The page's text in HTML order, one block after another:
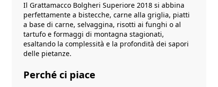
Il Grattamacco Bolgheri Superiore 2018 si abbina
perfettamente a bistecche, carne alla griglia, piatti
a base di carne, selvaggina, risotti ai funghi o al
tartufo e formaggi di montagna stagionati,
esaltando la complessità e la profondità dei sapori
delle pietanze.
Perché ci piace